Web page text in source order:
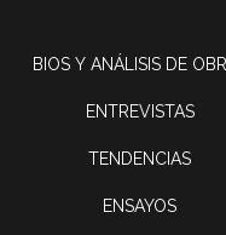
BIOS Y ANÁLISIS DE
ENTREVISTAS
TENDENCIAS
ENSAYOS